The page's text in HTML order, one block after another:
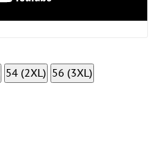
54 (2XL) 56 (3XL)